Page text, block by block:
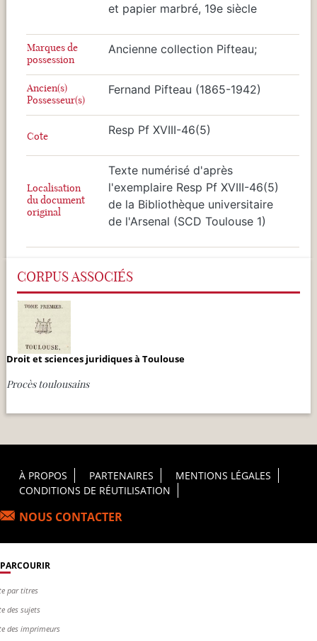
et papier marbré, 19e siècle
Marques de
possession
Ancienne collection Pifteau;
Ancien(s)
Possesseur(s)
Fernand Pifteau (1865-1942)
Cote Resp Pf XVIII-46(5)
Localisation
du document
original
Texte numérisé d'après
l'exemplaire Resp Pf XVIII-46(5)
de la Bibliothèque universitaire
de l'Arsenal (SCD Toulouse 1)
CORPUS ASSOCIÉS
Droit et sciences juridiques à Toulouse
Procès toulousains
Footer Principal
À PROPOS PARTENAIRES
MENTIONS LÉGALES
CONDITIONS DE RÉUTILISATION
NOUS CONTACTER
PARCOURIR
par titres
des sujets
des imprimeurs